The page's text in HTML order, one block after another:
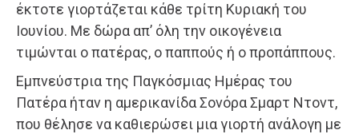
έκτοτε γιορτάζεται κάθε τρίτη Κυριακή του
Ιουνίου. Με δώρα απ’ όλη την οικογένεια
τιμώνται ο πατέρας, ο παππούς ή ο προπάππους.
Εμπνεύστρια της Παγκόσμιας Ημέρας του
Πατέρα ήταν η αμερικανίδα Σονόρα Σμαρτ Ντοντ,
που θέλησε να καθιερώσει μια γιορτή ανάλογη με